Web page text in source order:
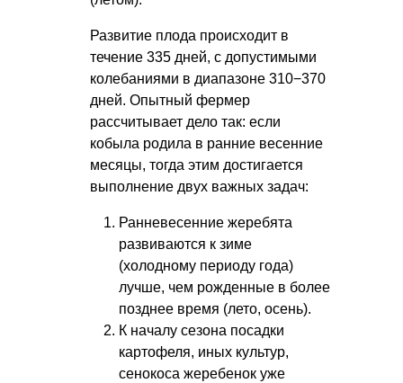
Развитие плода происходит в
течение 335 дней, с допустимыми
колебаниями в диапазоне 310−370
дней. Опытный фермер
рассчитывает дело так: если
кобыла родила в ранние весенние
месяцы, тогда этим достигается
выполнение двух важных задач:
Ранневесенние жеребята
развиваются к зиме
(холодному периоду года)
лучше, чем рожденные в более
позднее время (лето, осень).
К началу сезона посадки
картофеля, иных культур,
сенокоса жеребенок уже